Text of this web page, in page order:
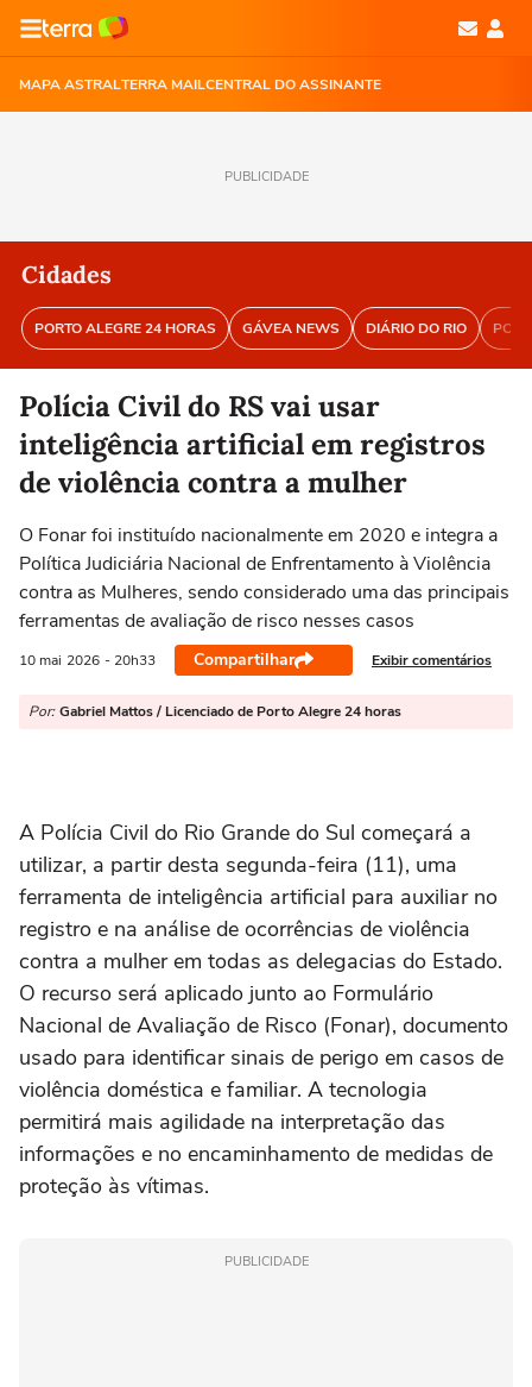
MAPA ASTRALTERRA MAILCENTRAL DO ASSINANTE
PUBLICIDADE
Cidades
PORTO ALEGRE 24 HORAS GÁVEA NEWS DIÁRIO DO RIO
Polícia Civil do RS vai usar
inteligência artificial em registros
de violência contra a mulher
O Fonar foi instituído nacionalmente em 2020 e integra a
Política Judiciária Nacional de Enfrentamento à Violência
contra as Mulheres, sendo considerado uma das principais
ferramentas de avaliação de risco nesses casos
10 mai 2026 - 20h33 Compartilhar Exibir comentários
Por: Gabriel Mattos / Licenciado de Porto Alegre 24 horas
A Polícia Civil do Rio Grande do Sul começará a
utilizar, a partir desta segunda-feira (11), uma
ferramenta de inteligência artificial para auxiliar no
registro e na análise de ocorrências de violência
contra a mulher em todas as delegacias do Estado.
O recurso será aplicado junto ao Formulário
Nacional de Avaliação de Risco (Fonar), documento
usado para identificar sinais de perigo em casos de
violência doméstica e familiar. A tecnologia
permitirá mais agilidade na interpretação das
informações e no encaminhamento de medidas de
proteção às vítimas.
PUBLICIDADE